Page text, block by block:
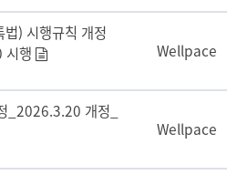
) 시행규칙 개정
시행
Wellpace
_2026.3.20 개정_
Wellpace